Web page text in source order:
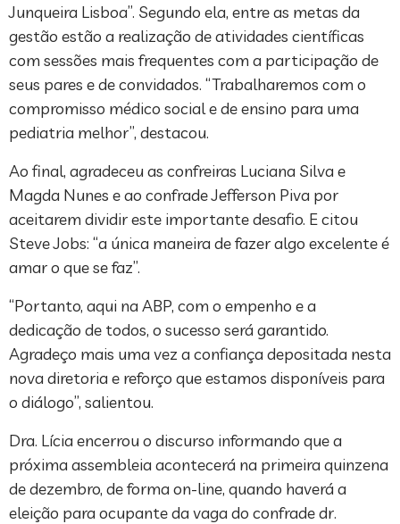
Junqueira Lisboa”. Segundo ela, entre as metas da
gestão estão a realização de atividades científicas
com sessões mais frequentes com a participação de
seus pares e de convidados. “Trabalharemos com o
compromisso médico social e de ensino para uma
pediatria melhor”, destacou.
Ao final, agradeceu as confreiras Luciana Silva e
Magda Nunes e ao confrade Jefferson Piva por
aceitarem dividir este importante desafio. E citou
Steve Jobs: “a única maneira de fazer algo excelente é
amar o que se faz”.
“Portanto, aqui na ABP, com o empenho e a
dedicação de todos, o sucesso será garantido.
Agradeço mais uma vez a confiança depositada nesta
nova diretoria e reforço que estamos disponíveis para
o diálogo”, salientou.
Dra. Lícia encerrou o discurso informando que a
próxima assembleia acontecerá na primeira quinzena
de dezembro, de forma on-line, quando haverá a
eleição para ocupante da vaga do confrade dr.